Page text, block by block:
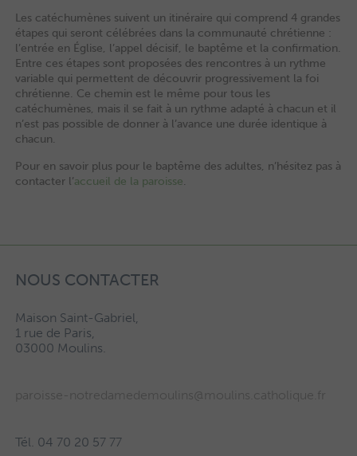
Les catéchumènes suivent un itinéraire qui comprend 4 grandes
étapes qui seront célébrées dans la communauté chrétienne :
l’entrée en Église, l’appel décisif, le baptême et la confirmation.
Entre ces étapes sont proposées des rencontres à un rythme
variable qui permettent de découvrir progressivement la foi
chrétienne. Ce chemin est le même pour tous les
catéchumènes, mais il se fait à un rythme adapté à chacun et il
n’est pas possible de donner à l’avance une durée identique à
chacun.
Pour en savoir plus pour le baptême des adultes, n’hésitez pas à
contacter l’accueil de la paroisse.
NOUS CONTACTER
Maison Saint-Gabriel,
1 rue de Paris,
03000 Moulins.
paroisse-notredamedemoulins@moulins.catholique.fr
Tél. 04 70 20 57 77